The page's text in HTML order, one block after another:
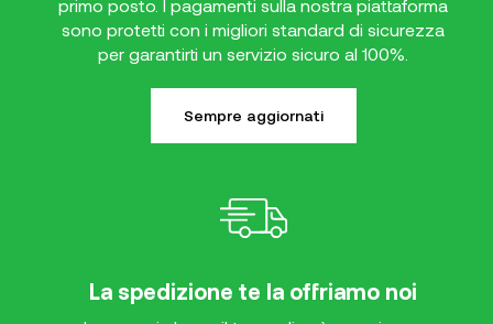
primo posto. I pagamenti sulla nostra piattaforma
sono protetti con i migliori standard di sicurezza
per garantirti un servizio sicuro al 100%.
Sempre aggiornati
La spedizione te la offriamo noi